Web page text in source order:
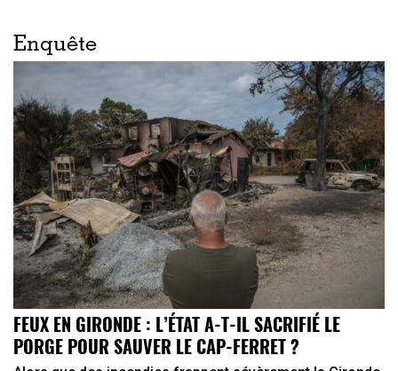
Enquête
FEUX EN GIRONDE : L’ÉTAT A-T-IL SACRIFIÉ LE
PORGE POUR SAUVER LE CAP-FERRET ?